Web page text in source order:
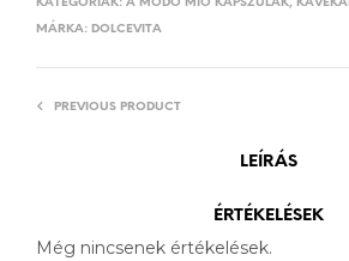
KATEGÓRIÁK: A MODO MIO KAPSZULÁK,
MÁRKA: DOLCEVITA
PREVIOUS PRODUCT
LEÍRÁS
ÉRTÉKELÉSEK
Még nincsenek értékelések.